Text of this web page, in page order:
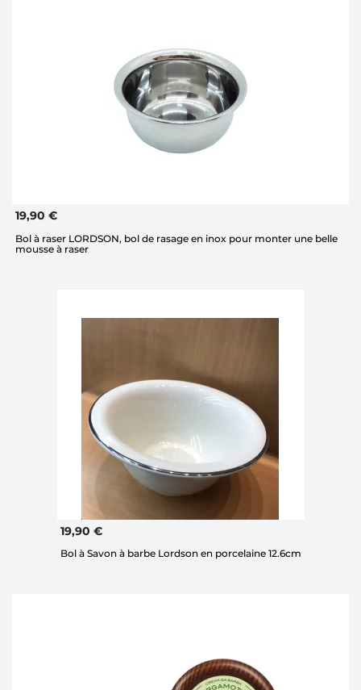
19,90 €
Bol à raser LORDSON, bol de rasage en inox pour monter une belle
mousse à raser
19,90 €
Bol à Savon à barbe Lordson en porcelaine 12.6cm